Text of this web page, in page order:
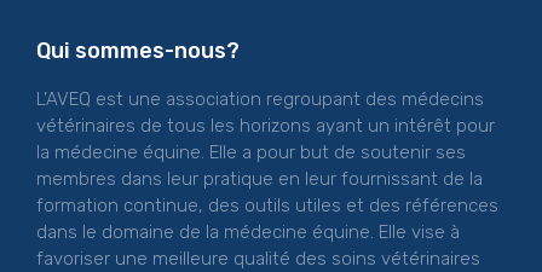
Qui sommes-nous?
L’AVEQ est une association regroupant des médecins
vétérinaires de tous les horizons ayant un intérêt pour
la médecine équine. Elle a pour but de soutenir ses
membres dans leur pratique en leur fournissant de la
formation continue, des outils utiles et des références
dans le domaine de la médecine équine. Elle vise à
favoriser une meilleure qualité des soins vétérinaires